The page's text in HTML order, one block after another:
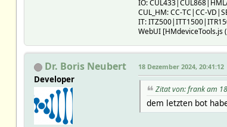
IO:
CUL_HM: CC-TC|CC-
IT:
WebUI [HMdeviceTools.js
Dr. Boris Neubert
Developer
18 Dezember 2024, 20:41:12
Zitat von: frank am
dem letzten bot